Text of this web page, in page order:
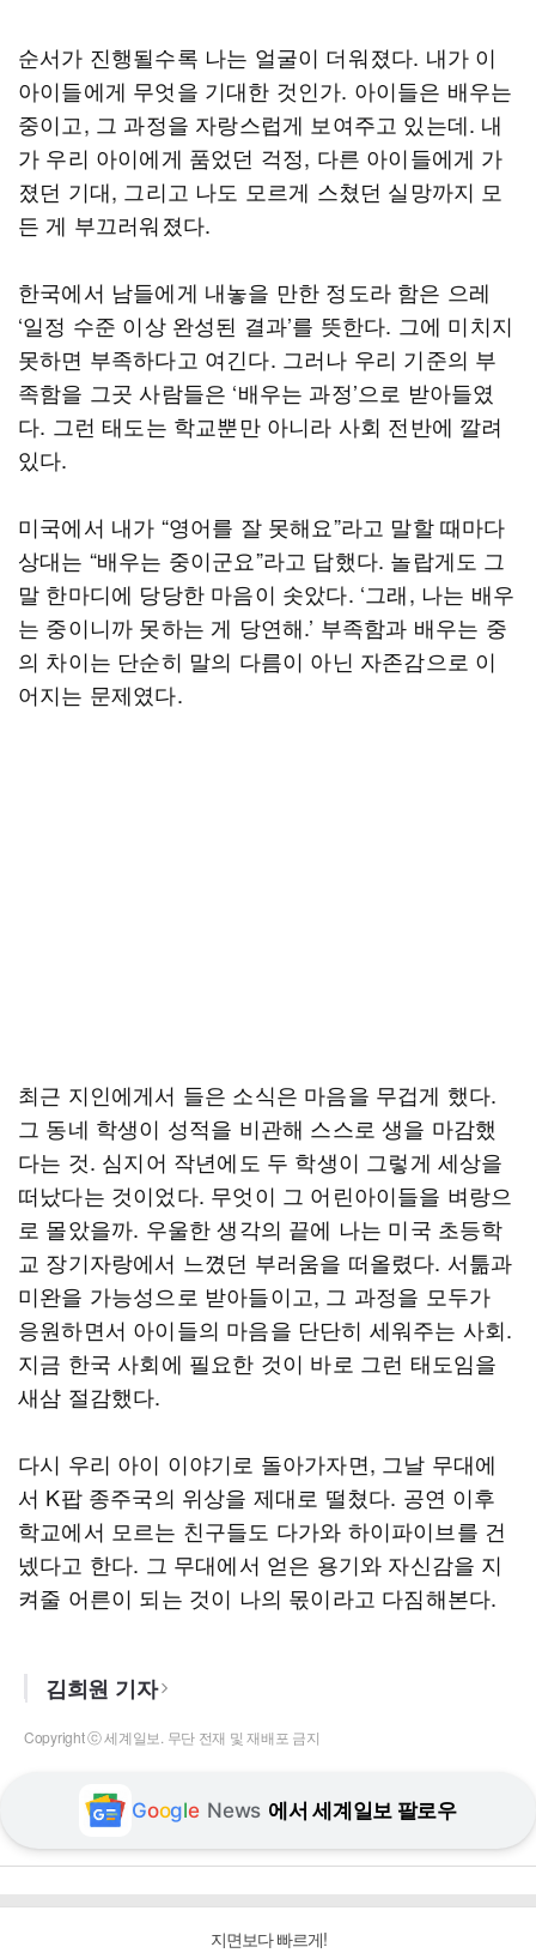
순서가 진행될수록 나는 얼굴이 더워졌다. 내가 이
아이들에게 무엇을 기대한 것인가. 아이들은 배우는
중이고, 그 과정을 자랑스럽게 보여주고 있는데. 내
가 우리 아이에게 품었던 걱정, 다른 아이들에게 가
졌던 기대, 그리고 나도 모르게 스쳤던 실망까지 모
든 게 부끄러워졌다.
한국에서 남들에게 내놓을 만한 정도라 함은 으레
‘일정 수준 이상 완성된 결과’를 뜻한다. 그에 미치지
못하면 부족하다고 여긴다. 그러나 우리 기준의 부
족함을 그곳 사람들은 ‘배우는 과정’으로 받아들였
다. 그런 태도는 학교뿐만 아니라 사회 전반에 깔려
있다.
미국에서 내가 “영어를 잘 못해요”라고 말할 때마다
상대는 “배우는 중이군요”라고 답했다. 놀랍게도 그
말 한마디에 당당한 마음이 솟았다. ‘그래, 나는 배우
는 중이니까 못하는 게 당연해.’ 부족함과 배우는 중
의 차이는 단순히 말의 다름이 아닌 자존감으로 이
어지는 문제였다.
최근 지인에게서 들은 소식은 마음을 무겁게 했다.
그 동네 학생이 성적을 비관해 스스로 생을 마감했
다는 것. 심지어 작년에도 두 학생이 그렇게 세상을
떠났다는 것이었다. 무엇이 그 어린아이들을 벼랑으
로 몰았을까. 우울한 생각의 끝에 나는 미국 초등학
교 장기자랑에서 느꼈던 부러움을 떠올렸다. 서툶과
미완을 가능성으로 받아들이고, 그 과정을 모두가
응원하면서 아이들의 마음을 단단히 세워주는 사회.
지금 한국 사회에 필요한 것이 바로 그런 태도임을
새삼 절감했다.
다시 우리 아이 이야기로 돌아가자면, 그날 무대에
서 K팝 종주국의 위상을 제대로 떨쳤다. 공연 이후
학교에서 모르는 친구들도 다가와 하이파이브를 건
넸다고 한다. 그 무대에서 얻은 용기와 자신감을 지
켜줄 어른이 되는 것이 나의 몫이라고 다짐해본다.
김희원 기자
Copyright ⓒ 세계일보. 무단 전재 및 재배포 금지
Google News 에서 세계일보 팔로우
지면보다 빠르게!